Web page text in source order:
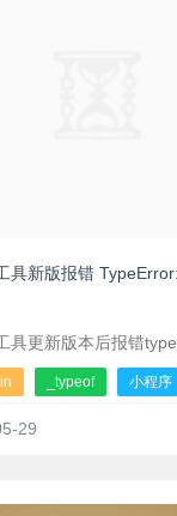
具新版报错
具更新版本后报错
_typeof 小程序
29